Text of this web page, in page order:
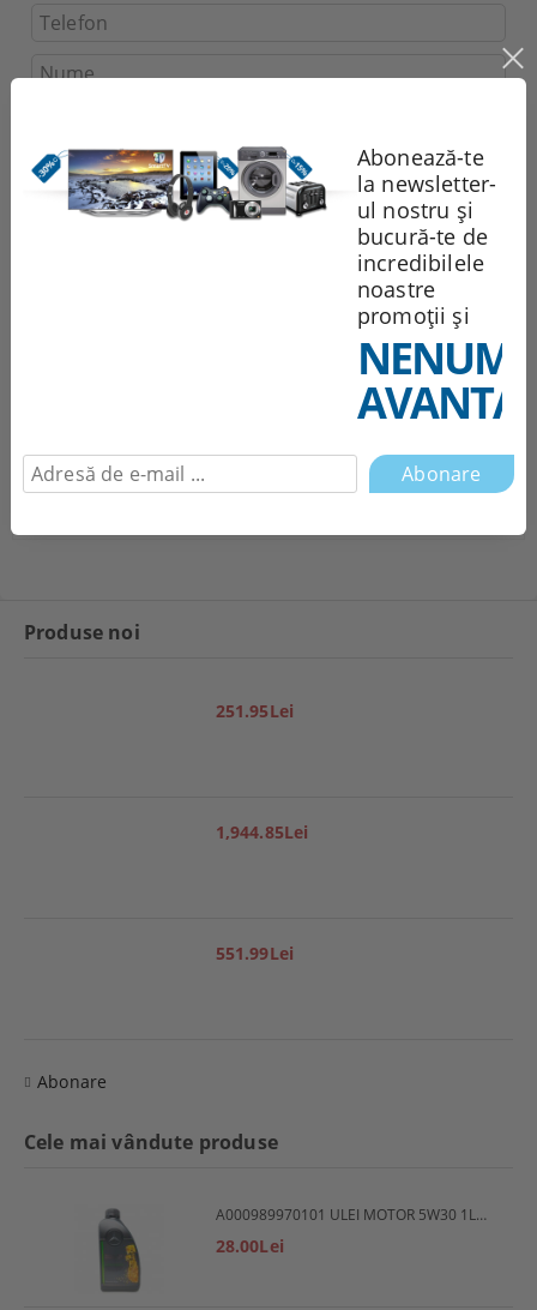
Noi vă vom contacta pentru
finalizarea comenzii.
20Deschidere cheie: 10 mmDimensiune filet: M10x1,0Lungime
totala [mm]: 92Moment incovoiere [Nm]: 35Moment strangere
Produse noi
251.95Lei
1,944.85Lei
551.99Lei
Abonare
Cele mai vândute produse
A000989970101 ULEI MOTOR 5W30 1L MERCEDES
28.00Lei
Abonează-te
la newsletter-
ul nostru și
bucură-te de
incredibilele
noastre
promoții și